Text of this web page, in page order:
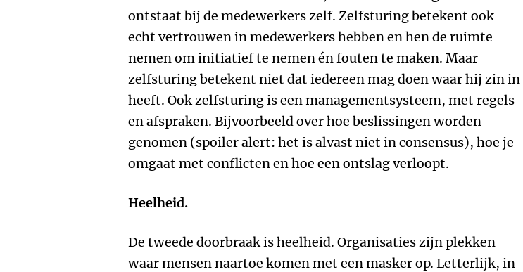
ontstaat bij de medewerkers zelf. Zelfsturing betekent ook
echt vertrouwen in medewerkers hebben en hen de ruimte
nemen om initiatief te nemen én fouten te maken. Maar
zelfsturing betekent niet dat iedereen mag doen waar hij zin in
heeft. Ook zelfsturing is een managementsysteem, met regels
en afspraken. Bijvoorbeeld over hoe beslissingen worden
genomen (spoiler alert: het is alvast niet in consensus), hoe je
omgaat met conflicten en hoe een ontslag verloopt.
Heelheid.
De tweede doorbraak is heelheid. Organisaties zijn plekken
waar mensen naartoe komen met een masker op. Letterlijk, in